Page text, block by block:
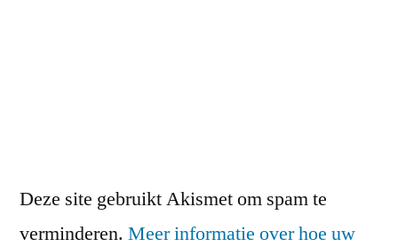
Deze site gebruikt Akismet om spam te
verminderen. Meer informatie over hoe uw